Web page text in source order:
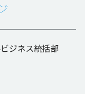
ジネス統括部